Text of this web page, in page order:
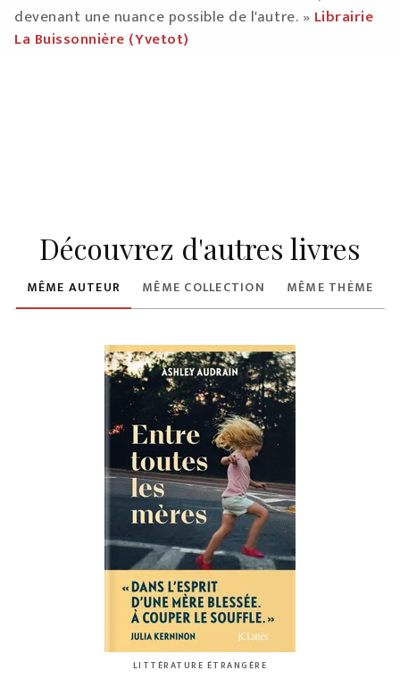
devenant une nuance possible de l'autre. » Librairie
La Buissonnière (Yvetot)
Découvrez d'autres livres
MÊME AUTEUR MÊME COLLECTION MÊME THÈME
LITTÉRATURE ÉTRANGÈRE